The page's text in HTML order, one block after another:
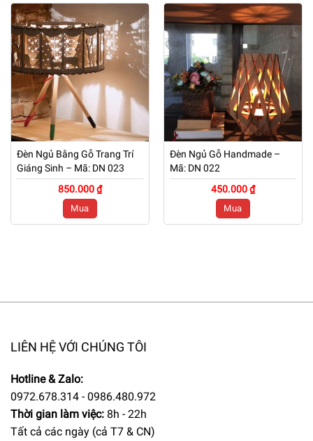
Đèn Ngủ Bằng Gỗ Trang Trí
Giáng Sinh – Mã: DN 023
850.000 ₫
Mua
Đèn Ngủ Gỗ Handmade –
Mã: DN 022
450.000 ₫
Mua
LIÊN HỆ VỚI CHÚNG TÔI
Hotline & Zalo:
0972.678.314 - 0986.480.972
Thời gian làm việc: 8h - 22h
Tất cả các ngày (cả T7 & CN)